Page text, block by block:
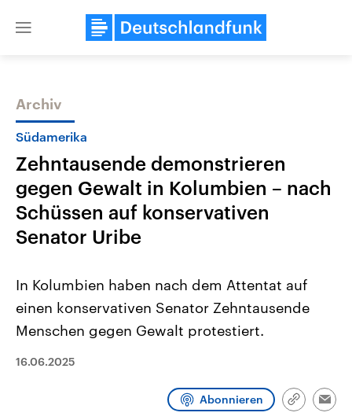
Close
Themen
2026
Alle Informationen
Sachsen-Anhalt wählt am 6.
September 2026 einen neuen
Landtag. Seit 2021 wird das
CDU, SPD und FDP regiert.-
Wahlprogramme, aktuelle Berichte
und Hintergründe zu den Parteien
und Kandidaten der anstehenden
Aktuelle Beiträge,
Hintergründe
Wirtschaftlich und
gehören die Vereinigten
den mächtigsten Ländern
Programm Podcasts
Archiv
Südamerika
Zehntausende demonstrieren
gegen Gewalt in Kolumbien – nach
Schüssen auf konservativen
Senator Uribe
In Kolumbien haben nach dem Attentat auf
einen konservativen Senator Zehntausende
Menschen gegen Gewalt protestiert.
16.06.2025
Abonnieren
Link